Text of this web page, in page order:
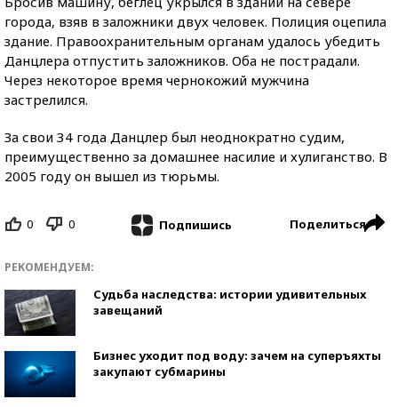
города, взяв в заложники двух человек. Полиция оцепила
здание. Правоохранительным органам удалось убедить
Данцлера отпустить заложников. Оба не пострадали.
Через некоторое время чернокожий мужчина
застрелился.
За свои 34 года Данцлер был неоднократно судим,
преимущественно за домашнее насилие и хулиганство. В
2005 году он вышел из тюрьмы.
0 0 Подпишись Поделиться
РЕКОМЕНДУЕМ:
Судьба наследства: истории удивительных
завещаний
Бизнес уходит под воду: зачем на суперъяхты
закупают субмарины